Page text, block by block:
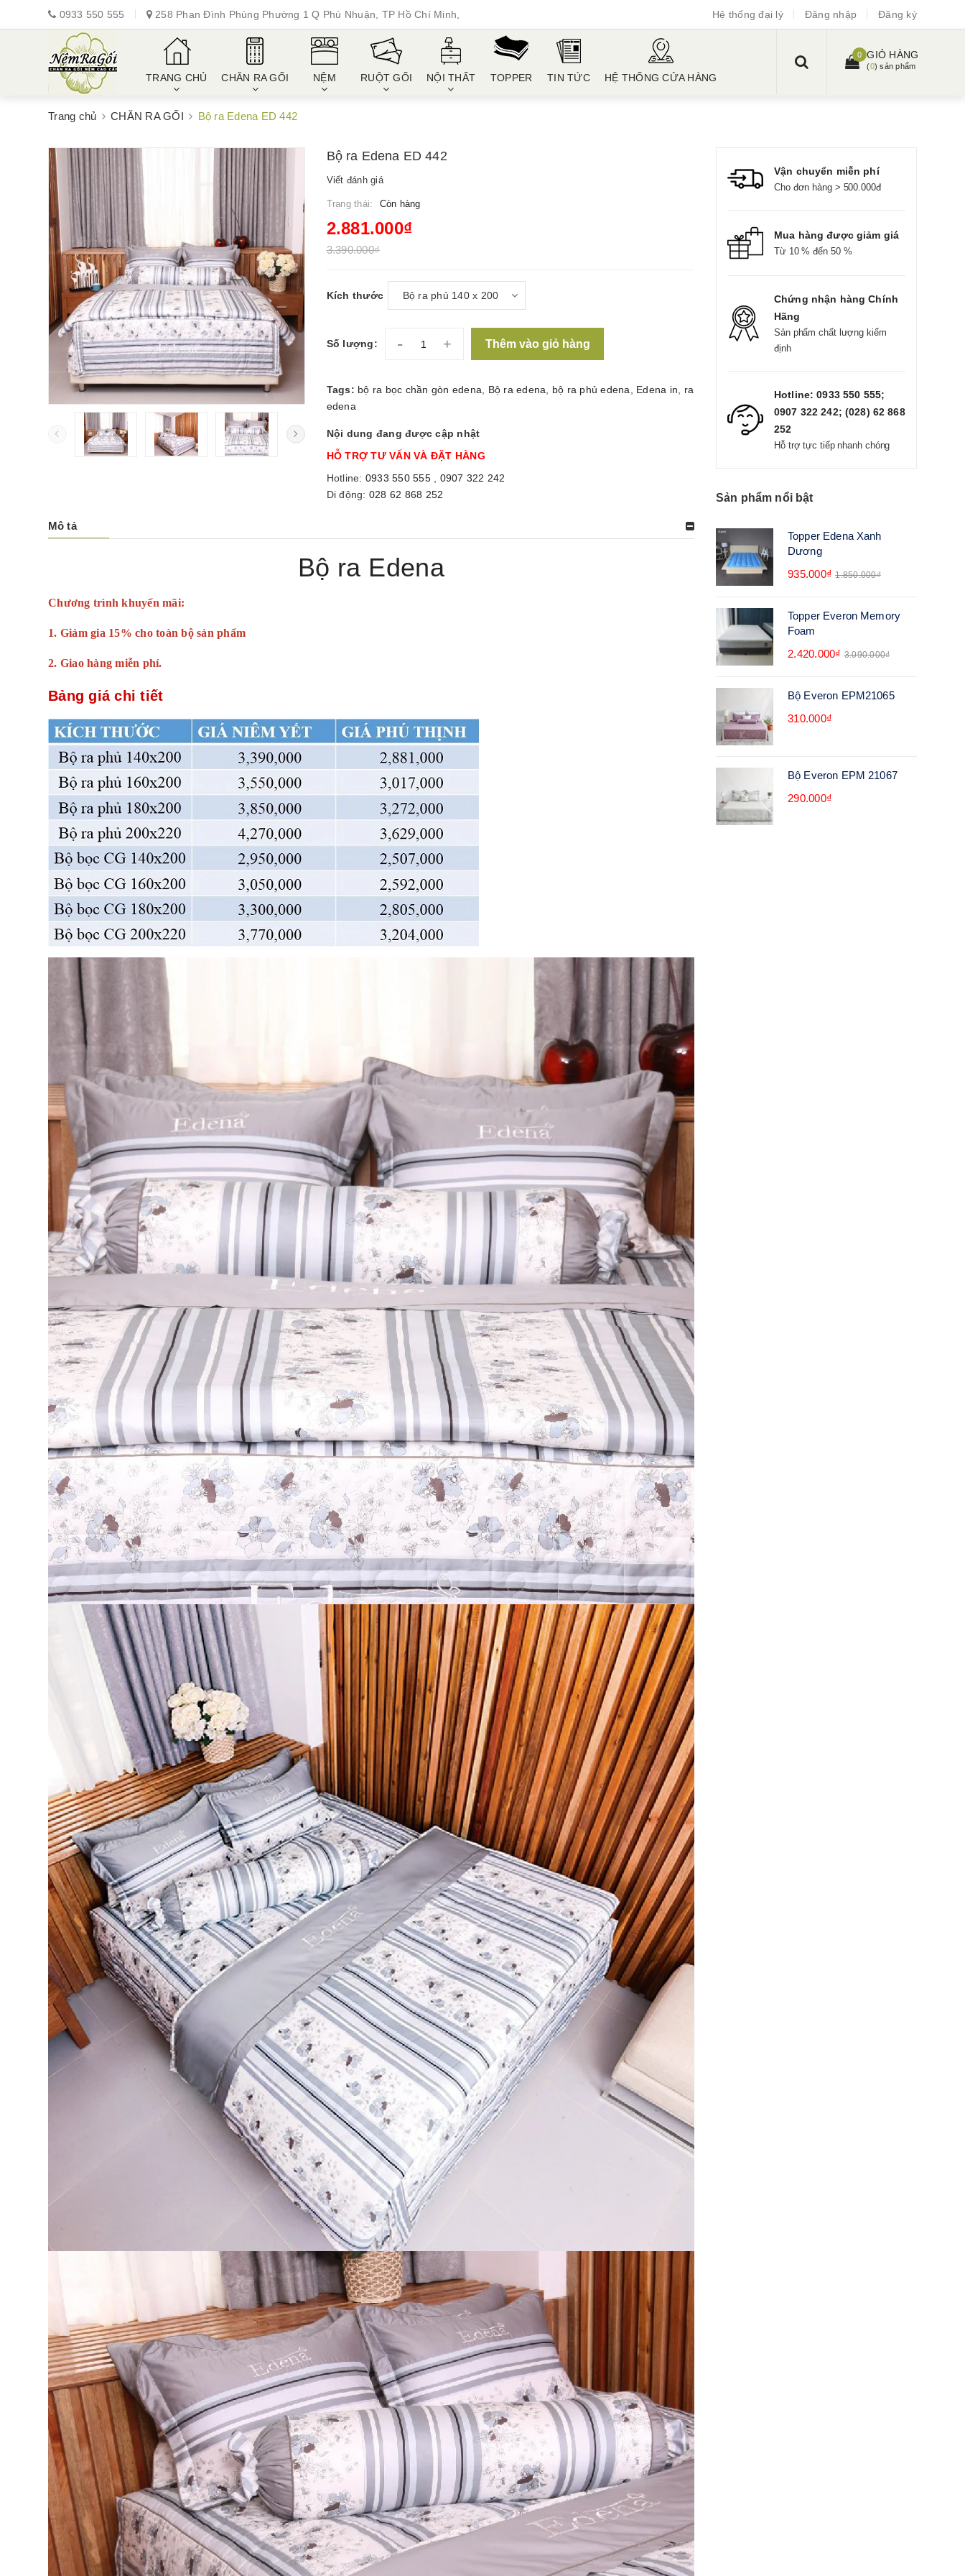
0933 550 555 258 Phan Đình Phùng Phường 1 Q Phú Nhuận, TP Hồ Chí Minh, Hệ thống đại lý Đăng nhập Đăng ký
TRANG CHỦ CHĂN RA GỐI NỆM RUỘT GỐI NỘI THẤT TOPPER TIN TỨC HỆ THỐNG CỬA HÀNG
0 GIỎ HÀNG
(0) sản phẩm
Trang chủ CHĂN RA GỐI Bộ ra Edena ED 442
Bộ ra Edena ED 442
Viết đánh giá
Trạng thái: Còn hàng
2.881.000₫
3.390.000₫
Kích thước
Số lượng: - + Thêm vào giỏ hàng
Tags: bộ ra bọc chần gòn edena Bộ ra edena bộ ra phủ edena Edena in
ra
edena
Nội dung đang được cập nhật
HỖ TRỢ TƯ VẤN VÀ ĐẶT HÀNG
Hotline: 0933 550 555
0907 322 242
Di động: 028 62 868 252
Mô tả
Bộ ra Edena
Chương trình khuyến mãi:
1. Giảm gia 15% cho toàn bộ sản phẩm
2. Giao hàng miễn phí.
Bảng giá chi tiết
Vận chuyển miễn phí
Cho đơn hàng > 500.000đ
Mua hàng được giảm giá
Từ 10 % đến 50 %
Chứng nhận hàng Chính
Hãng
Sản phẩm chất lượng kiểm
định
Hotline: 0933 550 555;
0907 322 242; (028) 62 868
252
Hỗ trợ tực tiếp nhanh chóng
Sản phẩm nổi bật
Topper Edena Xanh
Dương
935.000₫ 1.850.000₫
Topper Everon Memory
Foam
2.420.000₫ 3.090.000₫
Bộ Everon EPM21065
310.000₫
Bộ Everon EPM 21067
290.000₫